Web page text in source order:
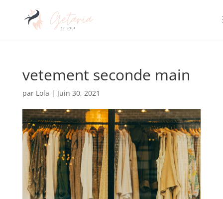
vetement seconde main
par Lola | Juin 30, 2021